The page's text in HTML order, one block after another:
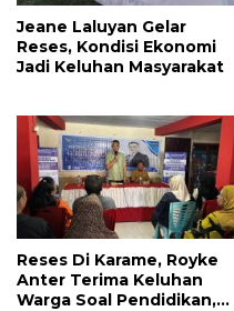
Jeane Laluyan Gelar
Reses, Kondisi Ekonomi
Jadi Keluhan Masyarakat
Reses Di Karame, Royke
Anter Terima Keluhan
Warga Soal Pendidikan,